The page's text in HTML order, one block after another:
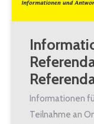
Informationen
Teilnahme an